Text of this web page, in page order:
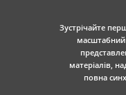
Зустрічайте
масштабний
матеріалів,
повна